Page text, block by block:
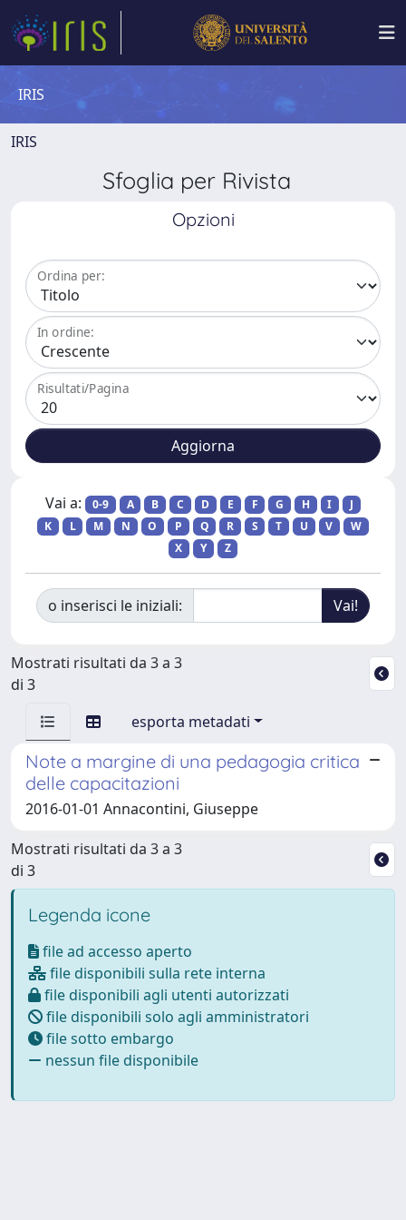
IRIS
IRIS
Sfoglia per Rivista
Opzioni
Ordina per:
In ordine:
Risultati/Pagina
Vai a: 0-9 A B C D E F G H I
J
K
L M N O P Q R S T U V
W
X
Y Z
o inserisci le iniziali:
Mostrati risultati da 3 a 3
di 3
esporta metadati
Note a margine di una pedagogia critica
delle capacitazioni
2016-01-01 Annacontini, Giuseppe
Mostrati risultati da 3 a 3
di 3
Legenda icone
file ad accesso aperto
file disponibili sulla rete interna
file disponibili agli utenti autorizzati
file disponibili solo agli amministratori
file sotto embargo
nessun file disponibile